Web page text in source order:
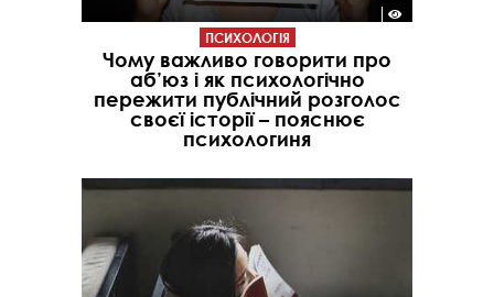
ПСИХОЛОГІЯ
Чому важливо говорити про
аб’юз і як психологічно
пережити публічний розголос
своєї історії – пояснює
психологиня